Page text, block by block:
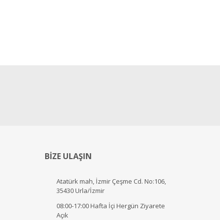
BİZE ULAŞIN
Atatürk mah, İzmir Çeşme Cd. No:106,
35430 Urla/İzmir
08:00-17:00 Hafta İçi Hergün Ziyarete
Açık